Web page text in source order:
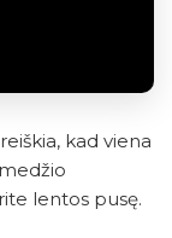
kad viena
lentos pusę.